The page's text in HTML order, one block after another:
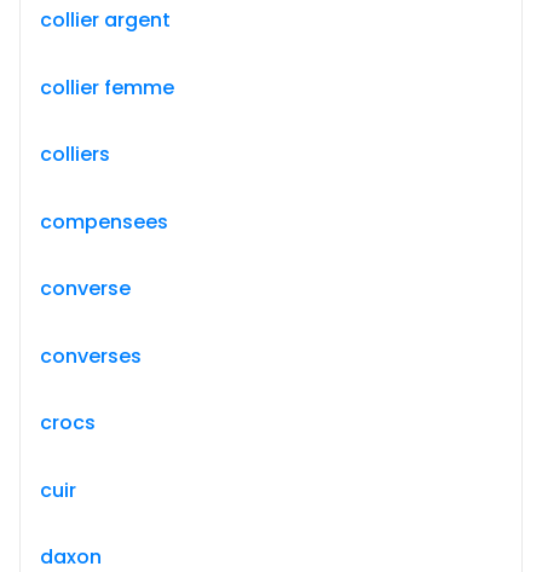
collier argent
collier femme
colliers
compensees
converse
converses
crocs
cuir
daxon